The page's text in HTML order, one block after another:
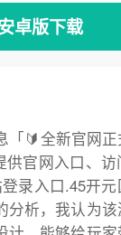
卓版下载
「🔰全新官网
供官网入口、
录入口.45开
分析，我认为